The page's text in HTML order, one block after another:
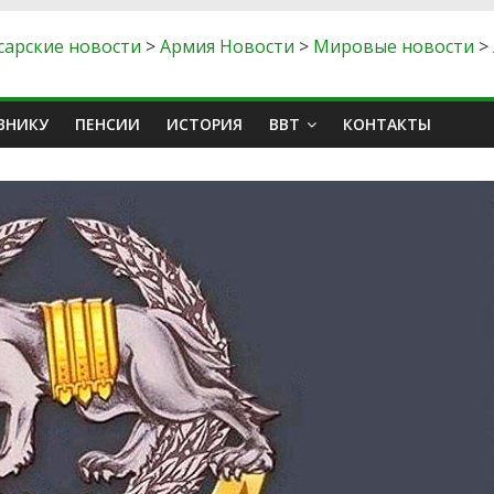
новости >Армия Новости > Мировые новости >
ПЕНСИИ ИСТОРИЯ ВВТ КОНТАКТЫ
для
флота: СМП
шелковый
Гарлович
Аналитика Обзоры
Дениса Лямина
06.08.2026